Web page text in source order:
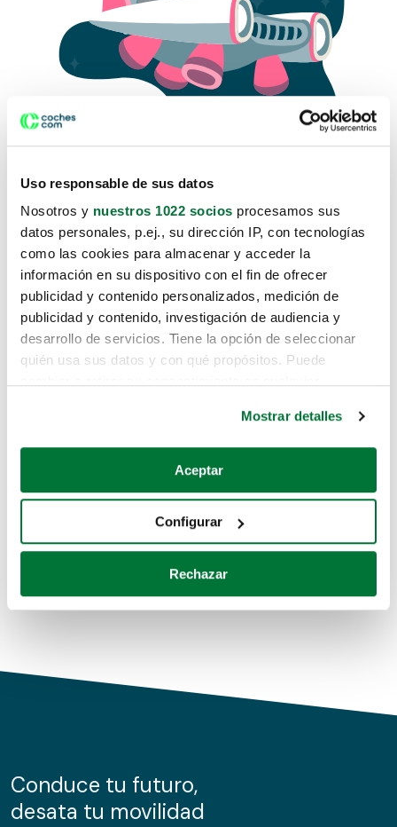
Uso responsable de sus datos
Nosotros y nuestros 1022 socios procesamos sus
datos personales, p.ej., su dirección IP, con tecnologías
como las cookies para almacenar y acceder la
información en su dispositivo con el fin de ofrecer
publicidad y contenido personalizados, medición de
publicidad y contenido, investigación de audiencia y
desarrollo de servicios. Tiene la opción de seleccionar
quién usa sus datos y con qué propósitos. Puede
Si lo permite, también quisiéramos:
Recopilar información sobre su ubicación geográfica
Identificar su dispositivo analizándolo activamente
para buscar características específicas (huellas
Obtenga más información sobre cómo se procesan sus
de cookies.
información sobre el uso que haga del sitio web con
nuestros partners de redes sociales, publicidad y análisis
Mostrar detalles
Aceptar
Configurar
Rechazar
Lo sentimos, no sabemos como
te hemos traido hasta aquí.
Pero puedes encontrar el coche que estás
buscando en alguno de estos enlaces:
Coches de segunda mano
Coches de km0
Conduce tu futuro,
desata tu movilidad